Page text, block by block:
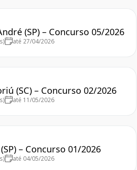
(SP) – Concurso 05/2026
até 27/04/2026
(SC) – Concurso 02/2026
até 11/05/2026
– Concurso 01/2026
até 04/05/2026